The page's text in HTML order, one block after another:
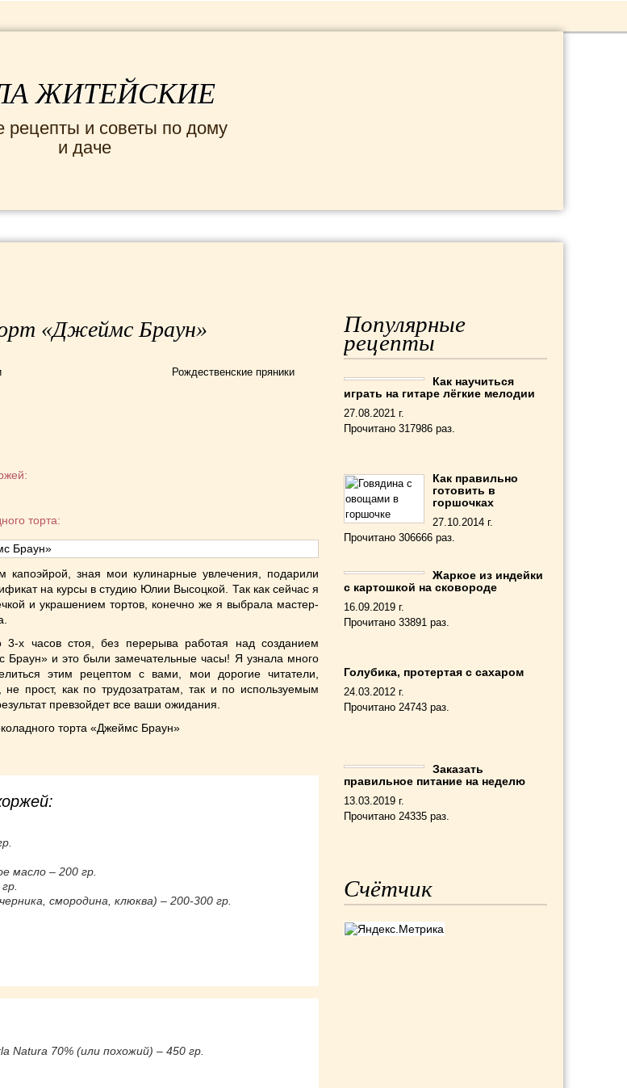
ЖИТЕЙСКИЕ
рецепты и советы по дому
и даче
«Джеймс Браун»
Рождественские пряники
торта:
капоэйрой, зная мои кулинарные увлечения, подарили
на курсы в студию Юлии Высоцкой. Так как сейчас я
и украшением тортов, конечно же я выбрала мастер-
х часов стоя, без перерыва работая над созданием
Браун» и это были замечательные часы! Я узнала много
этим рецептом с вами, мои дорогие читатели,
не прост, как по трудозатратам, так и по используемым
превзойдет все ваши ожидания.
торта «Джеймс Браун»
масло – 200 гр.
смородина, клюква) – 200-300 гр.
Natura 70% (или похожий) – 450 гр.
Популярные
рецепты
Как научиться
играть на гитаре лёгкие мелодии
27.08.2021 г.
Прочитано 317986 раз.
Как правильно
готовить в
горшочках
27.10.2014 г.
Прочитано 306666 раз.
Жаркое из индейки
с картошкой на сковороде
16.09.2019 г.
Прочитано 33891 раз.
Голубика, протертая с сахаром
24.03.2012 г.
Прочитано 24743 раз.
Заказать
правильное питание на неделю
13.03.2019 г.
Прочитано 24335 раз.
Счётчик